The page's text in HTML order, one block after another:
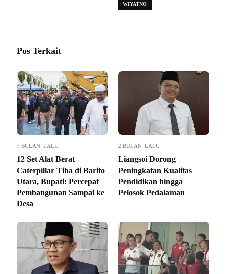
WIYATNO
Pos Terkait
7 BULAN LALU
12 Set Alat Berat
Caterpillar Tiba di Barito
Utara, Bupati: Percepat
Pembangunan Sampai ke
Desa
2 BULAN LALU
Liangsoi Dorong
Peningkatan Kualitas
Pendidikan hingga
Pelosok Pedalaman